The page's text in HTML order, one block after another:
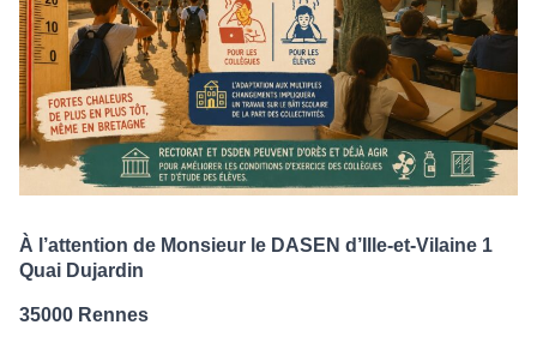
À l’attention de Monsieur le DASEN d’Ille-et-Vilaine 1
Quai Dujardin
35000 Rennes